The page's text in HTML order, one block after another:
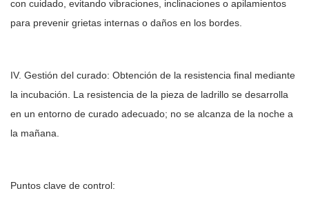
con cuidado, evitando vibraciones, inclinaciones o apilamientos
para prevenir grietas internas o daños en los bordes.
IV. Gestión del curado: Obtención de la resistencia final mediante
la incubación. La resistencia de la pieza de ladrillo se desarrolla
en un entorno de curado adecuado; no se alcanza de la noche a
la mañana.
Puntos clave de control: